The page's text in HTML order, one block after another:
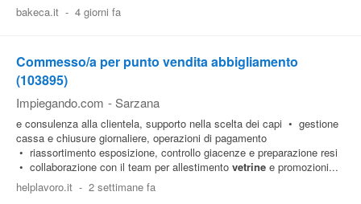
bakeca.it - 4 giorni fa
Commesso/a per punto vendita abbigliamento
(103895)
Impiegando.com - Sarzana
e consulenza alla clientela, supporto nella scelta dei capi • gestione
cassa e chiusure giornaliere, operazioni di pagamento
• riassortimento esposizione, controllo giacenze e preparazione resi
• collaborazione con il team per allestimento vetrine e promozioni...
helplavoro.it - 2 settimane fa